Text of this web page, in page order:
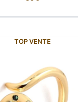
TOP VENTE